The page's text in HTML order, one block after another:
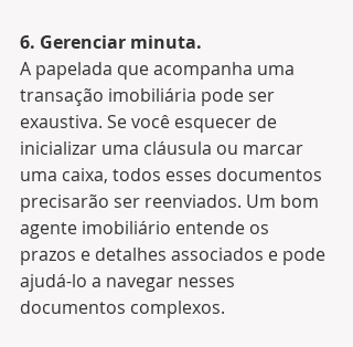
6. Gerenciar minuta.
A papelada que acompanha uma
transação imobiliária pode ser
exaustiva. Se você esquecer de
inicializar uma cláusula ou marcar
uma caixa, todos esses documentos
precisarão ser reenviados. Um bom
agente imobiliário entende os
prazos e detalhes associados e pode
ajudá-lo a navegar nesses
documentos complexos.